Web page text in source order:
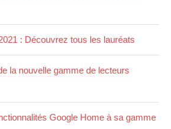
: Découvrez tous les lauréats
la nouvelle gamme de lecteurs
Google Home à sa gamme